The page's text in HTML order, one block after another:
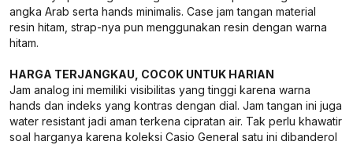
angka Arab serta hands minimalis. Case jam tangan material
resin hitam, strap-nya pun menggunakan resin dengan warna
hitam.
HARGA TERJANGKAU, COCOK UNTUK HARIAN
Jam analog ini memiliki visibilitas yang tinggi karena warna
hands dan indeks yang kontras dengan dial. Jam tangan ini juga
water resistant jadi aman terkena cipratan air. Tak perlu khawatir
soal harganya karena koleksi Casio General satu ini dibanderol